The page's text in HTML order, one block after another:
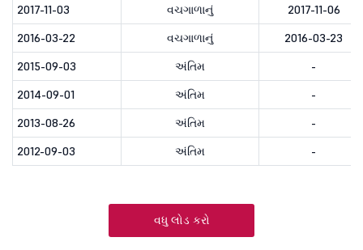
2017-11-03
વચગાળાનું
2017-11-06
2016-03-22
વચગાળાનું
2016-03-23
2015-09-03
અંતિમ
-
2014-09-01
અંતિમ
-
2013-08-26
અંતિમ
-
2012-09-03
અંતિમ -
વધુ લોડ કરો